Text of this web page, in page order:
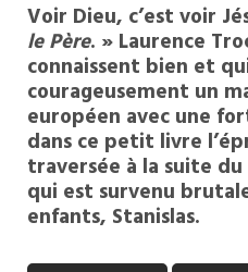
Voir Dieu, c’est voir
le Père. » Laurence
connaissent bien et
courageusement un
européen avec une
dans ce petit livre
traversée à la suite
qui est survenu
enfants, Stanislas.